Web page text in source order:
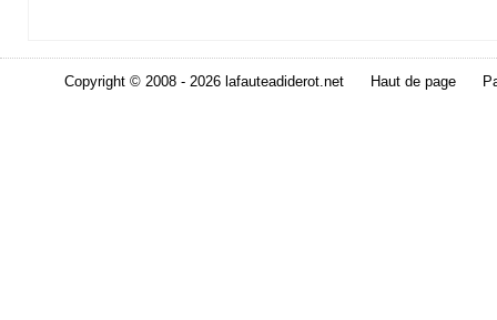
Copyright © 2008 - 2026 lafauteadiderot.net Haut de page